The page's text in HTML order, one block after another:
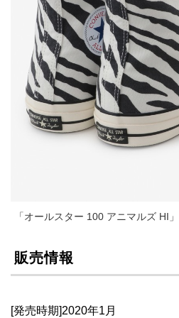
「オールスター 100 アニマルズ HI
販売情報
[発売時期]2020年1月